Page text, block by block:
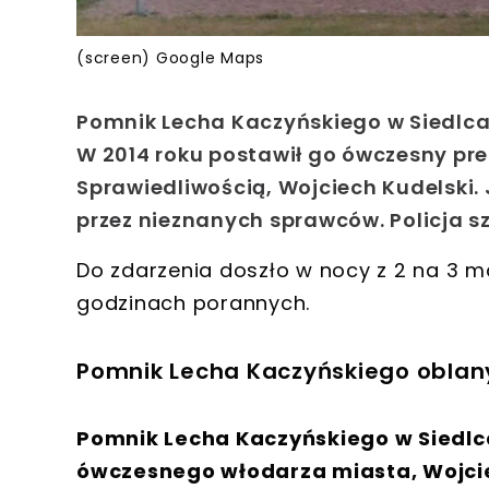
(screen) Google Maps
Pomnik Lecha Kaczyńskiego w
W 2014 roku postawił go ówczesny
Sprawiedliwością, Wojciech
przez nieznanych sprawców. Policja
Do zdarzenia doszło w nocy z 2 na 3
godzinach porannych.
Pomnik Lecha Kaczyńskiego
Pomnik Lecha Kaczyńskiego w
ówczesnego włodarza miasta,